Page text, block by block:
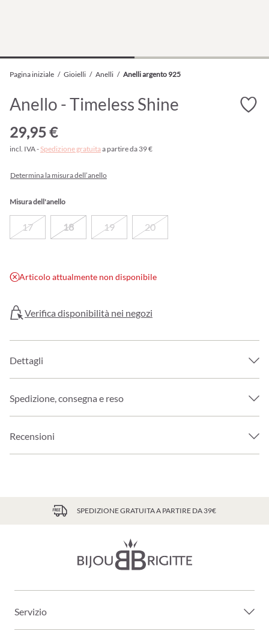
Pagina iniziale / Gioielli / Anelli / Anelli argento 925
Anello - Timeless Shine
29,95 €
incl. IVA - Spedizione gratuitaa partire da 39 €
Determina la misura dell’anello
Misura dell'anello
17 18 19 20
Articolo attualmente non disponibile
Verifica disponibilità nei negozi
Dettagli
Spedizione, consegna e reso
Recensioni
SPEDIZIONE GRATUITA A PARTIRE DA 39€
Servizio